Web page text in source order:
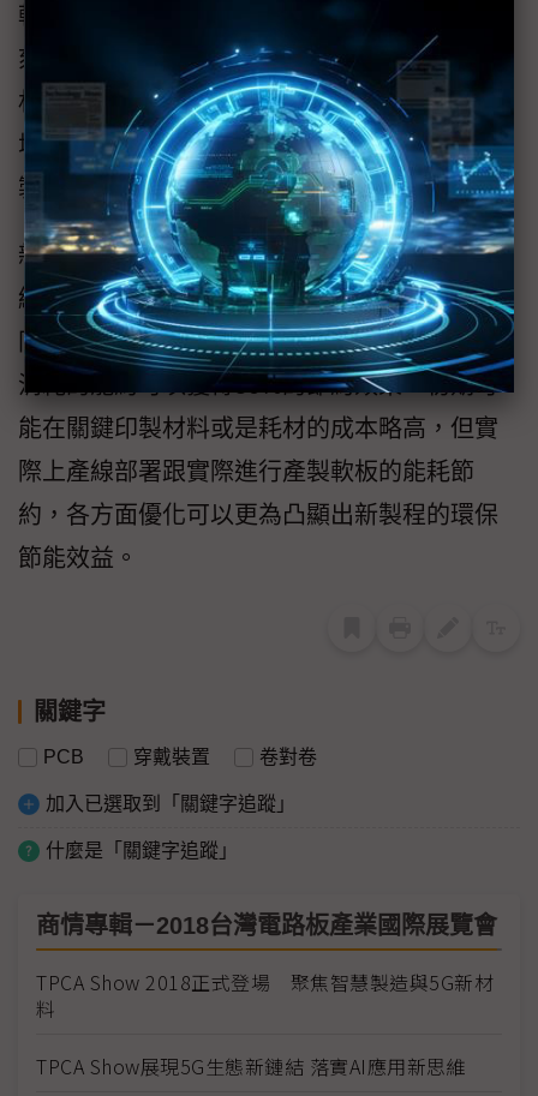
軟板線路的布局更有彈性、更高密度，另外蝕
刻製程與印製製程最大的差異就是前者在關鍵
材料或蝕刻線路不可避免的化學處理，不僅會
增加產線各階段處理或清洗的複雜度，也會讓
製程設備更趨繁複，影響維護運作的成本。
新一代製程由於少掉不少化學處理製程，生產
線的部署由於處理複雜度與工序簡化，可以將
同樣的產線縮減僅剩三分之一，產線各個工序
消耗的能約可以獲得50%的節約效果，初期可
能在關鍵印製材料或是耗材的成本略高，但實
際上產線部署跟實際進行產製軟板的能耗節
約，各方面優化可以更為凸顯出新製程的環保
節能效益。
關鍵字
PCB 穿戴裝置 卷對卷
加入已選取到「關鍵字追蹤」
什麼是「關鍵字追蹤」
商情專輯－2018台灣電路板產業國際展覽會
TPCA Show 2018正式登場 聚焦智慧製造與5G新材
料
TPCA Show展現5G生態新鏈結 落實AI應用新思維